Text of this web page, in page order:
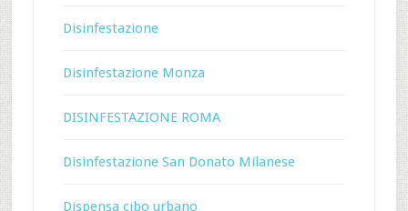
Disinfestazione
Disinfestazione Monza
DISINFESTAZIONE ROMA
Disinfestazione San Donato Milanese
Dispensa cibo urbano